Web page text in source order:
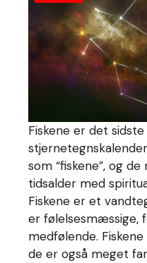
Fiskene er det
som “fiskene”, og
tidsalder med
Fiskene er et
er følelsesmæssige,
medfølende.
de er også meget